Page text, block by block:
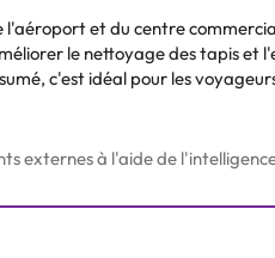
et du centre
le nettoyage des tapis et
c'est idéal pour les
externes à l'aide de